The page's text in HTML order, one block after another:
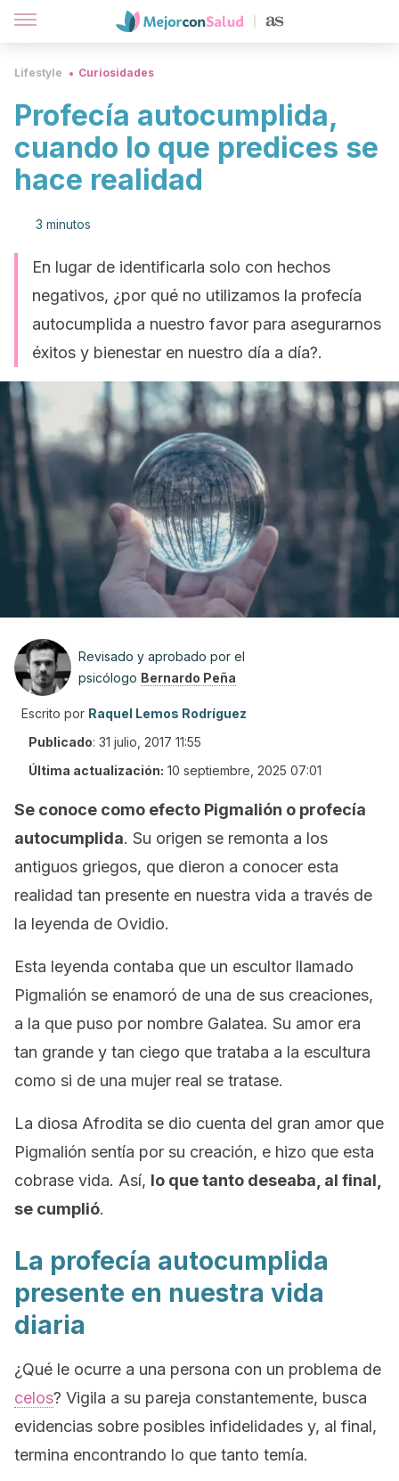
Lifestyle Curiosidades
Profecía autocumplida,
cuando lo que predices se
hace realidad
3 minutos
En lugar de identificarla solo con hechos
negativos, ¿por qué no utilizamos la profecía
autocumplida a nuestro favor para asegurarnos
éxitos y bienestar en nuestro día a día?.
Revisado y aprobado por el
psicólogo Bernardo Peña
Escrito por Raquel Lemos Rodríguez
Publicado: 31 julio, 2017 11:55
Última actualización: 10 septiembre, 2025 07:01
Se conoce como efecto Pigmalión o profecía
autocumplida. Su origen se remonta a los
antiguos griegos, que dieron a conocer esta
realidad tan presente en nuestra vida a través de
la leyenda de Ovidio.
Esta leyenda contaba que un escultor llamado
Pigmalión se enamoró de una de sus creaciones,
a la que puso por nombre Galatea. Su amor era
tan grande y tan ciego que trataba a la escultura
como si de una mujer real se tratase.
La diosa Afrodita se dio cuenta del gran amor que
Pigmalión sentía por su creación, e hizo que esta
cobrase vida. Así, lo que tanto deseaba, al final,
se cumplió.
La profecía autocumplida
presente en nuestra vida
diaria
¿Qué le ocurre a una persona con un problema de
celos? Vigila a su pareja constantemente, busca
evidencias sobre posibles infidelidades y, al final,
termina encontrando lo que tanto temía.